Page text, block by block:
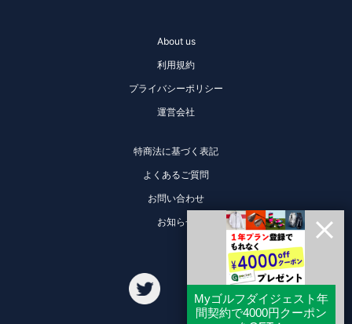
About us
利用規約
プライバシーポリシー
運営会社
特商法に基づく表記
よくあるご質問
お問い合わせ
お知らせ